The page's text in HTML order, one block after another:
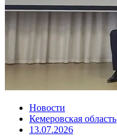
Новости
Кемеровская область
13.07.2026